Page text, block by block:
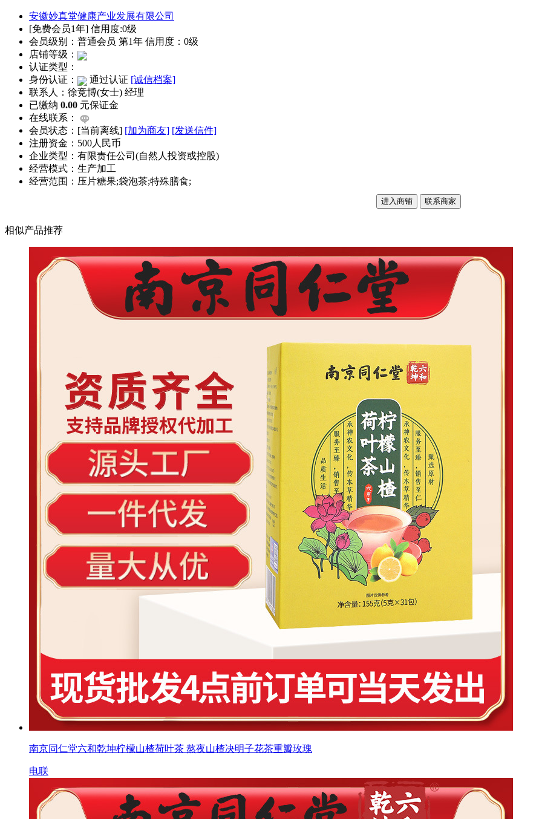
安徽妙真堂健康产业发展有限公司
[免费会员1年] 信用度:0级
会员级别：普通会员 第1年 信用度：0级
店铺等级：
认证类型：
身份认证：
通过认证 [诚信档案]
联系人：徐竞博(女士) 经理
已缴纳 0.00 元保证金
在线联系：
会员状态：[当前离线] [加为商友] [发送信件]
注册资金：500人民币
企业类型：有限责任公司(自然人投资或控股)
经营模式：生产加工
经营范围：压片糖果;袋泡茶;特殊膳食;
进入商铺 联系商家
相似产品推荐
南京同仁堂六和乾坤柠檬山楂荷叶茶 熬夜山楂决明子花茶重瓣玫瑰
电联